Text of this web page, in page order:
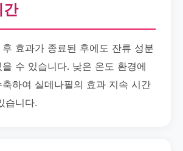
효과가 종료된 후에도 잔류 성분
수 있습니다. 낮은 온도 환경에
하여 실데나필의 효과 지속 시간
습니다.